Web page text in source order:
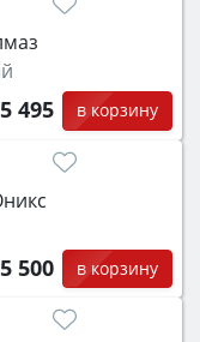
495 в корзину
500 в корзину